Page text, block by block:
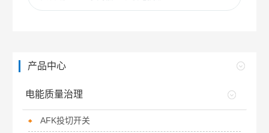
产品中心
电能质量治理
AFK投切开关